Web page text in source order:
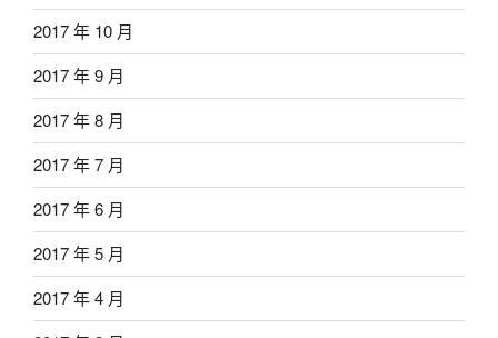
2017 年 10 月
2017 年 9 月
2017 年 8 月
2017 年 7 月
2017 年 6 月
2017 年 5 月
2017 年 4 月